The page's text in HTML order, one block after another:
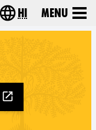
Choose your
hi Menu